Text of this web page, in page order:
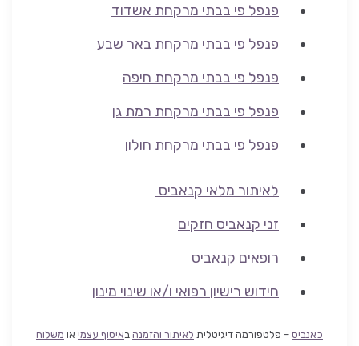
פנפל פי בבתי מרקחת אשדוד
פנפל פי בבתי מרקחת באר שבע
פנפל פי בבתי מרקחת חיפה
פנפל פי בבתי מרקחת רמת גן
פנפל פי בבתי מרקחת חולון
לאיתור מלאי קנאביס
זני קנאביס חזקים
רופאים קנאביס
חידוש רישיון רפואי ו/או שינוי מינון
כאנביס – פלטפורמה דיגיטלית לאיתור והזמנה באיסוף עצמי או משלוח